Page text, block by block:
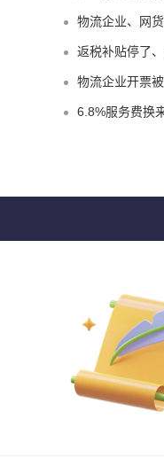
物流企业、网货平
返税补贴停了、网货
物流企业开票
6.8%服务费换来400万